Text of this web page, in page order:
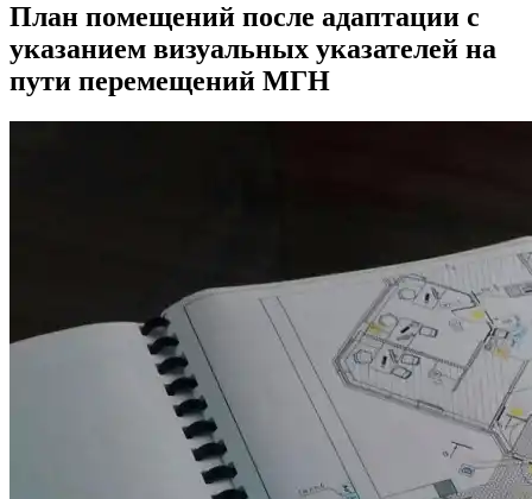
План помещений после адаптации с
указанием визуальных указателей на
пути перемещений МГН